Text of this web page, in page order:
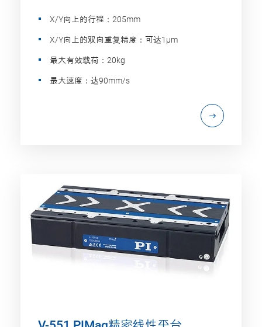
X/Y向上的行程：205mm
X/Y向上的双向重复精度：可达1µm
最大有效载荷：20kg
最大速度：达90mm/s